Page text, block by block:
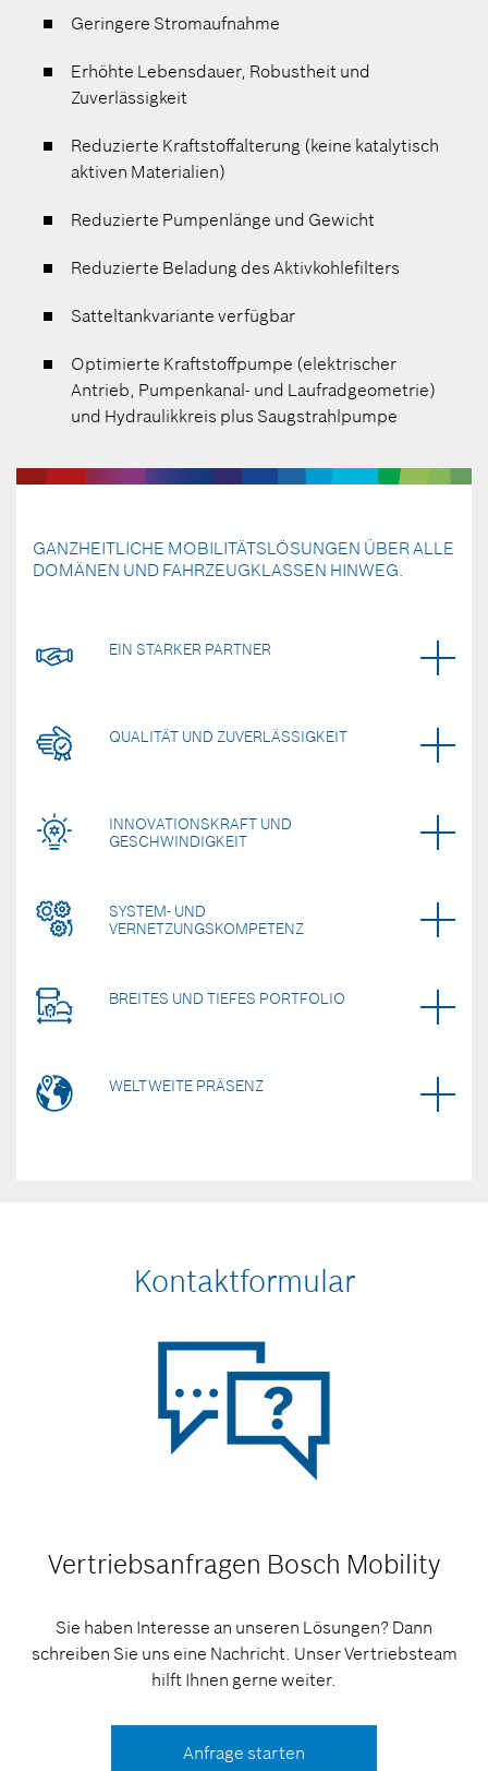
Geringere Stromaufnahme
Erhöhte Lebensdauer, Robustheit und
Zuverlässigkeit
Reduzierte Kraftstoffalterung (keine katalytisch
aktiven Materialien)
Reduzierte Pumpenlänge und Gewicht
Reduzierte Beladung des Aktivkohlefilters
Satteltankvariante verfügbar
Optimierte Kraftstoffpumpe (elektrischer
Antrieb, Pumpenkanal- und Laufradgeometrie)
und Hydraulikkreis plus Saugstrahlpumpe
GANZHEITLICHE MOBILITÄTSLÖSUNGEN ÜBER ALLE
DOMÄNEN UND FAHRZEUGKLASSEN HINWEG.
EIN STARKER PARTNER
QUALITÄT UND ZUVERLÄSSIGKEIT
INNOVATIONSKRAFT UND
GESCHWINDIGKEIT
SYSTEM- UND
VERNETZUNGSKOMPETENZ
BREITES UND TIEFES PORTFOLIO
WELTWEITE PRÄSENZ
Kontaktformular
Vertriebsanfragen Bosch Mobility
Sie haben Interesse an unseren Lösungen? Dann
schreiben Sie uns eine Nachricht. Unser Vertriebsteam
hilft Ihnen gerne weiter.
Anfrage starten